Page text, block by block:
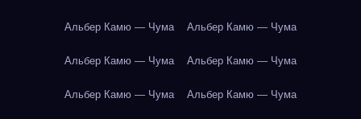
Альбер Камю — Чума Альбер Камю — Чума
Альбер Камю — Чума Альбер Камю — Чума
Альбер Камю — Чума Альбер Камю — Чума